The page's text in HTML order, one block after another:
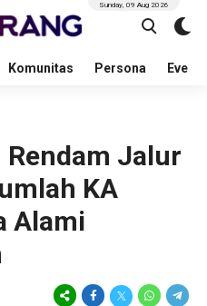
Komunitas Persona Event
Sunday, 09 Aug 2026
Jalur
KA
Alami